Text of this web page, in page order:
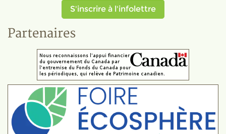
S'inscrire à l'infolettre
Partenaires